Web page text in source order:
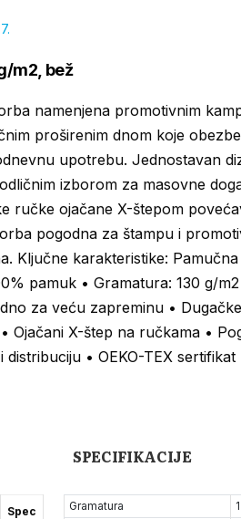
m2, bež
namenjena promotivnim
proširenim dnom koje
upotrebu. Jednostavan
izborom za masovne
ručke ojačane X-štepom
pogodna za štampu i
Ključne karakteristike:
pamuk • Gramatura: 130 g/
za veću zapreminu •
Ojačani X-štep na ručkama •
distribuciju • OEKO-TEX sertifikat
Spec
SPECIFIKACIJE
Gramatura